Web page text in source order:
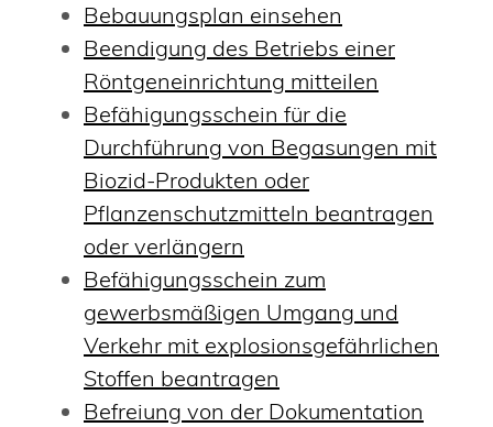
Bebauungsplan einsehen
Beendigung des Betriebs einer
Röntgeneinrichtung mitteilen
Befähigungsschein für die
Durchführung von Begasungen mit
Biozid-Produkten oder
Pflanzenschutzmitteln beantragen
oder verlängern
Befähigungsschein zum
gewerbsmäßigen Umgang und
Verkehr mit explosionsgefährlichen
Stoffen beantragen
Befreiung von der Dokumentation